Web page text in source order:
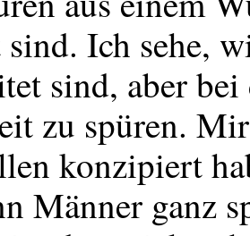
Ich sehe,
sind, aber
zu spüren.
konzipiert
Männer ganz